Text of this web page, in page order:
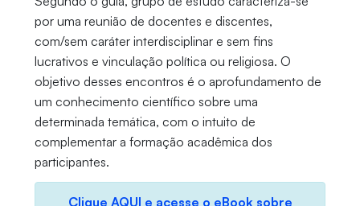
por uma reunião de docentes e discentes,
com/sem caráter interdisciplinar e sem fins
lucrativos e vinculação política ou religiosa. O
objetivo desses encontros é o aprofundamento de
um conhecimento científico sobre uma
determinada temática, com o intuito de
complementar a formação acadêmica dos
participantes.
Clique AQUI e acesse o eBook sobre